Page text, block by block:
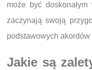
może być
zaczynają swoją
podstawowych akordów
Jakie są